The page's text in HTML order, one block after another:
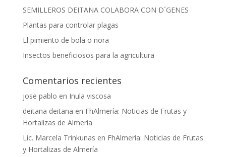
SEMILLEROS DEITANA COLABORA CON D´GENES
Plantas para controlar plagas
El pimiento de bola o ñora
Insectos beneficiosos para la agricultura
Comentarios recientes
jose pablo en Inula viscosa
deitana deitana en FhAlmería: Noticias de Frutas y
Hortalizas de Almería
Lic. Marcela Trinkunas en FhAlmería: Noticias de Frutas
y Hortalizas de Almería